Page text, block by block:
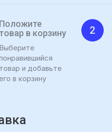
Положите
товар в корзину
Выберите
товар и добавьте
в корзину
2